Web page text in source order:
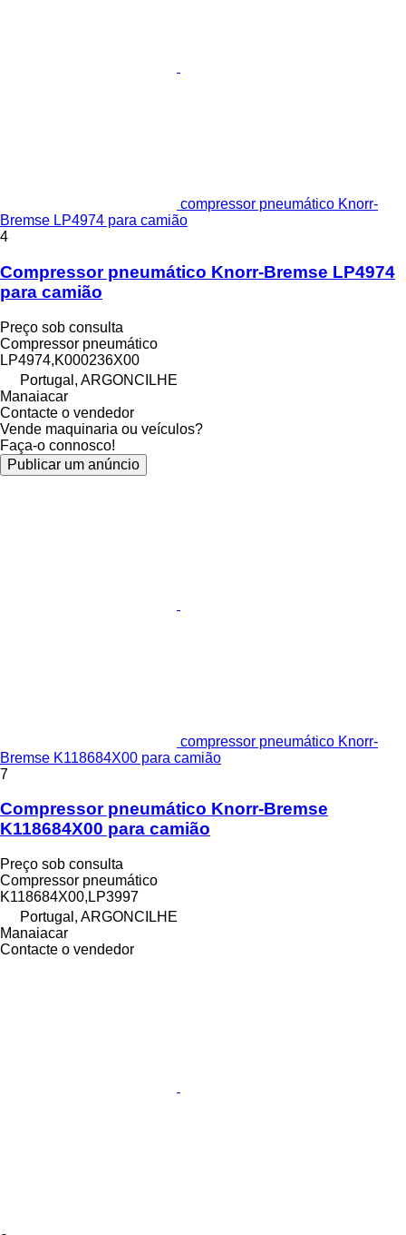
compressor pneumático Knorr-
Bremse LP4974 para camião
4
Compressor pneumático Knorr-Bremse LP4974
para camião
Preço sob consulta
Compressor pneumático
LP4974,K000236X00
Portugal, ARGONCILHE
Manaiacar
Contacte o vendedor
Vende maquinaria ou veículos?
Faça-o connosco!
Publicar um anúncio
compressor pneumático Knorr-
Bremse K118684X00 para camião
7
Compressor pneumático Knorr-Bremse
K118684X00 para camião
Preço sob consulta
Compressor pneumático
K118684X00,LP3997
Portugal, ARGONCILHE
Manaiacar
Contacte o vendedor